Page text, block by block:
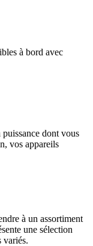
à bord avec
dont vous
vos appareils
à un assortiment
une sélection
variés.